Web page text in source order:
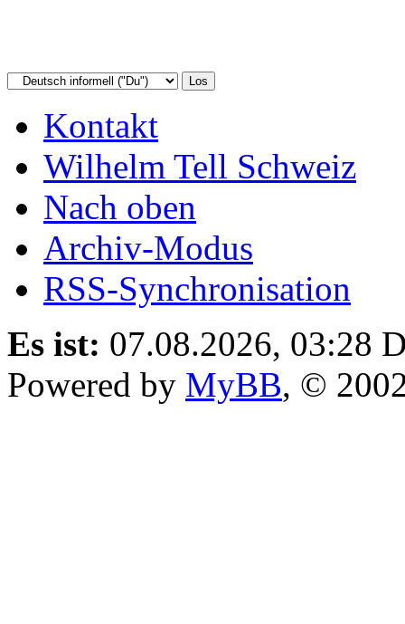
Kontakt
Wilhelm Tell Schweiz
Nach oben
Archiv-Modus
RSS-Synchronisation
Es ist: 07.08.2026, 03:28
Powered by MyBB, ©